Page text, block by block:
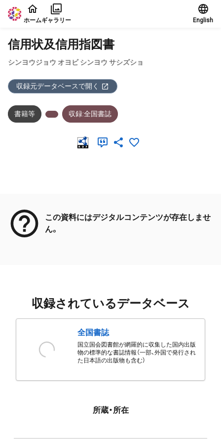
本文に飛ぶ
ホームギャラリー English
信用状及信用指図書
シンヨウジョウ オヨビ シンヨウ サシズショ
収録元データベースで開く
書籍等 収録:全国書誌
この資料にはデジタルコンテンツが存在しませ
ん。
収録されているデータベース
全国書誌
国立国会図書館が網羅的に収集した国内出版
物の標準的な書誌情報（一部、外国で発行され
た日本語の出版物も含む）
所蔵・所在